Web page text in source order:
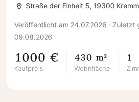
Straße der Einheit 5, 19300
Veröffentlicht am 24.07.2026 · Zuletzt
09.08.2026
1000 €
Kaufpreis
430 m²
Wohnfläche
1